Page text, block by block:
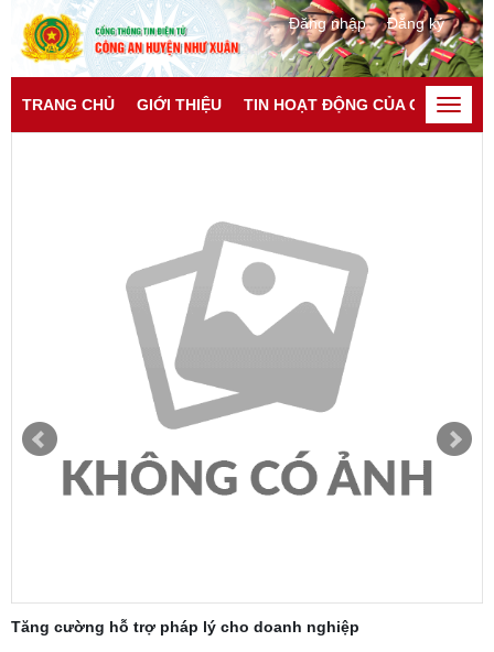
Đăng nhập Đăng ký
TRANG CHỦ GIỚI THIỆU TIN HOẠT ĐỘNG CỦA CATPToggle
Tăng cường hỗ trợ pháp lý cho doanh nghiệp